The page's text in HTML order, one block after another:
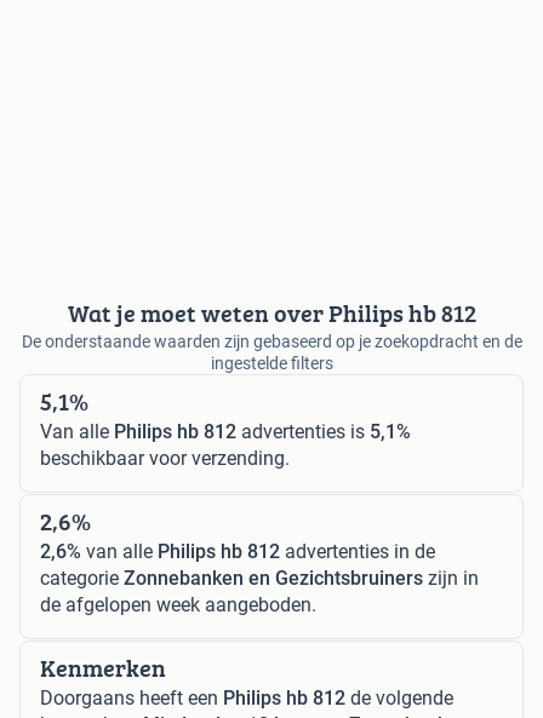
Wat je moet weten over Philips hb 812
De onderstaande waarden zijn gebaseerd op je zoekopdracht en de
ingestelde filters
5,1%
Van alle Philips hb 812 advertenties is 5,1%
beschikbaar voor verzending.
2,6%
2,6% van alle Philips hb 812 advertenties in de
categorie Zonnebanken en Gezichtsbruiners zijn in
de afgelopen week aangeboden.
Kenmerken
Doorgaans heeft een Philips hb 812 de volgende